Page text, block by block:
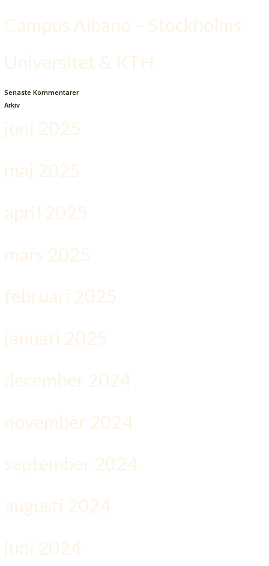
Campus Albano – Stockholms
Universitet & KTH
Senaste Kommentarer
Arkiv
juni 2025
maj 2025
april 2025
mars 2025
februari 2025
januari 2025
december 2024
november 2024
september 2024
augusti 2024
juni 2024